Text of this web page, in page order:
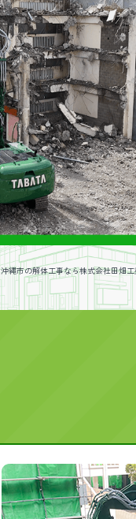
沖縄市の解体工事なら株式会社田畑